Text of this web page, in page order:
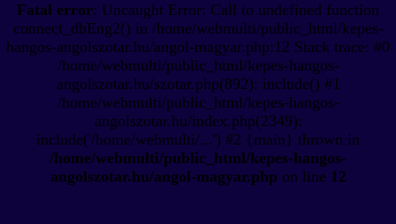
Fatal error: Uncaught Error: Call to undefined function
connect_dbEng2() in /home/webmulti/public_html/kepes-
hangos-angolszotar.hu/angol-magyar.php:12 Stack trace: #0
/home/webmulti/public_html/kepes-hangos-
angolszotar.hu/szotar.php(892): include() #1
/home/webmulti/public_html/kepes-hangos-
angolszotar.hu/index.php(2349):
include('/home/webmulti/...') #2 {main} thrown in
/home/webmulti/public_html/kepes-hangos-
angolszotar.hu/angol-magyar.php on line 12